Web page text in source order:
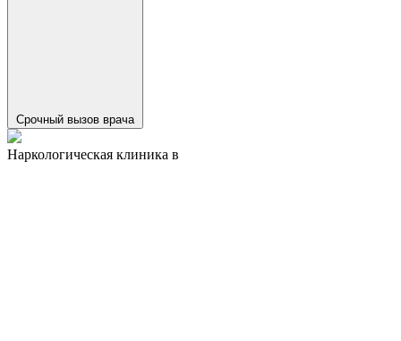
Срочный вызов врача
Наркологическая клиника в